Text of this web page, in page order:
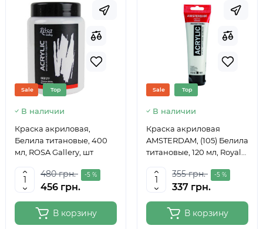
Sale Top
В наличии
Краска акриловая,
Белила титановые, 400
мл, ROSA Gallery, шт
480 грн. -5 %
456 грн.
В корзину
Sale Top
В наличии
Краска акриловая
AMSTERDAM, (105) Белила
титановые, 120 мл, Royal
355 грн. -5 %
337 грн.
В корзину